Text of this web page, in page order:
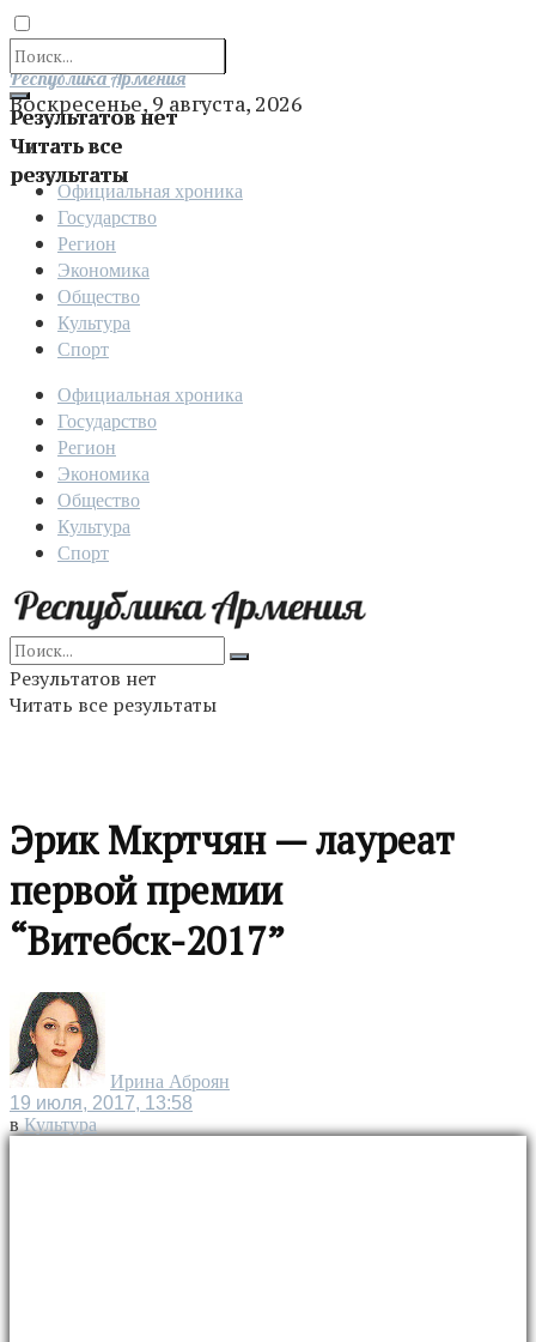
Результатов нет
Читать все
результаты
Отправить
Республика Армения
Воскресенье, 9 августа, 2026
Официальная хроника
Государство
Регион
Экономика
Общество
Культура
Спорт
Официальная хроника
Государство
Регион
Экономика
Общество
Культура
Спорт
Результатов нет
Читать все результаты
Эрик Мкртчян — лауреат
первой премии
“Витебск-2017”
Ирина Аброян
19 июля, 2017, 13:58
в Культура